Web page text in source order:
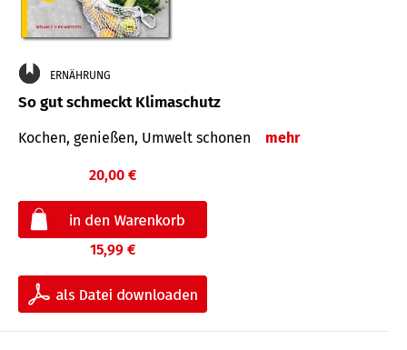
ERNÄHRUNG
So gut schmeckt Klimaschutz
Kochen, genießen, Umwelt schonen mehr
20,00 €
15,99 €